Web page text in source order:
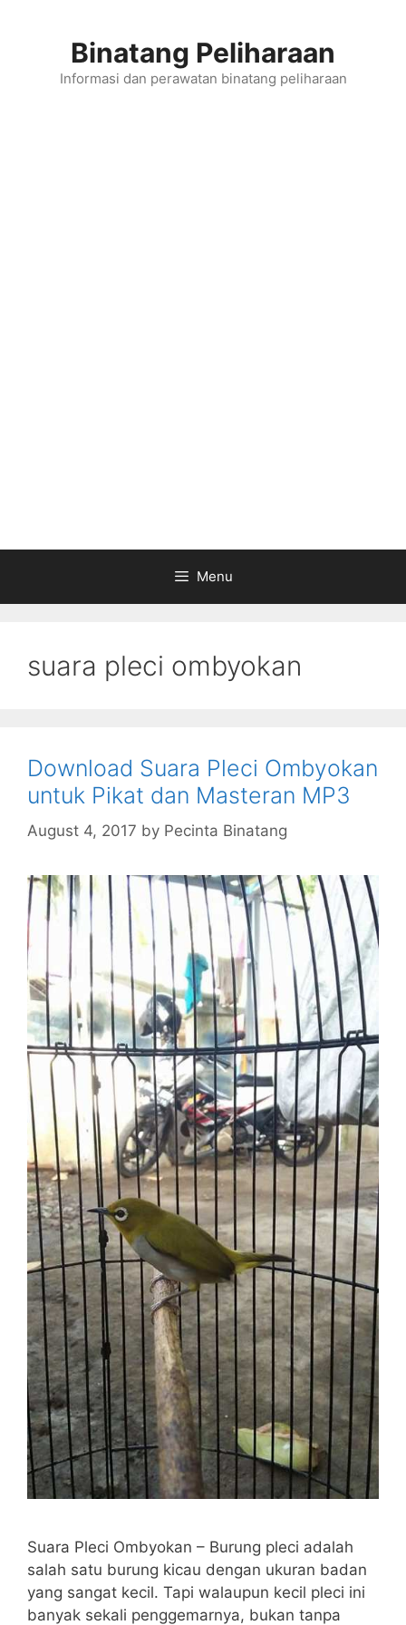
Binatang Peliharaan
Informasi dan perawatan binatang peliharaan
Menu
suara pleci ombyokan
Download Suara Pleci Ombyokan
untuk Pikat dan Masteran MP3
August 4, 2017 by Pecinta Binatang
Suara Pleci Ombyokan – Burung pleci adalah
salah satu burung kicau dengan ukuran badan
yang sangat kecil. Tapi walaupun kecil pleci ini
banyak sekali penggemarnya, bukan tanpa